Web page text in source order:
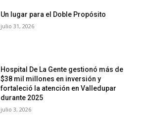
Un lugar para el Doble Propósito
julio 31, 2026
Hospital De La Gente gestionó más de
$38 mil millones en inversión y
fortaleció la atención en Valledupar
durante 2025
julio 3, 2026